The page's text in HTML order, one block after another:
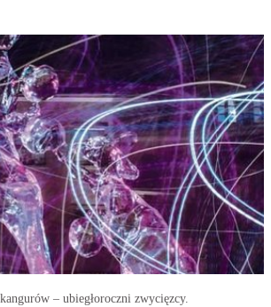
– ubiegłoroczni zwycięzcy.